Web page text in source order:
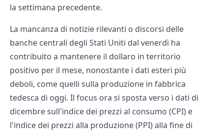
la settimana precedente.
La mancanza di notizie rilevanti o discorsi delle
banche centrali degli Stati Uniti dal venerdì ha
contribuito a mantenere il dollaro in territorio
positivo per il mese, nonostante i dati esteri più
deboli, come quelli sulla produzione in fabbrica
tedesca di oggi. Il focus ora si sposta verso i dati di
dicembre sull'indice dei prezzi al consumo (CPI) e
l'indice dei prezzi alla produzione (PPI) alla fine di